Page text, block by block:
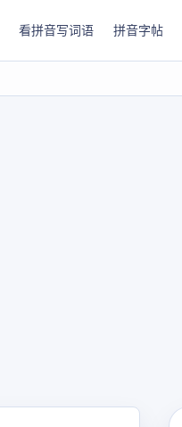
看拼音写词语 拼音字帖